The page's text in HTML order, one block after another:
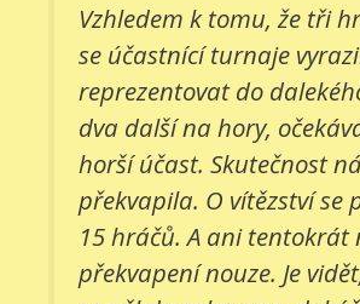
Vzhledem k tomu, že tři
se účastnící turnaje
reprezentovat do
dva další na hory,
horší účast. Skutečnost
překvapila. O vítězství se
15 hráčů. A ani tentokrát
překvapení nouze. Je